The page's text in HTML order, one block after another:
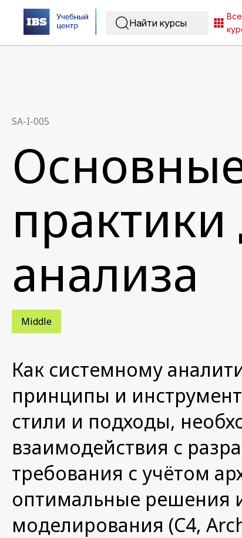
Все
SA-I-005
анализа
Middle
Как системному
принципы и
стили и подходы,
взаимодействия с
требования с учётом
оптимальные решения
моделирования (C4,